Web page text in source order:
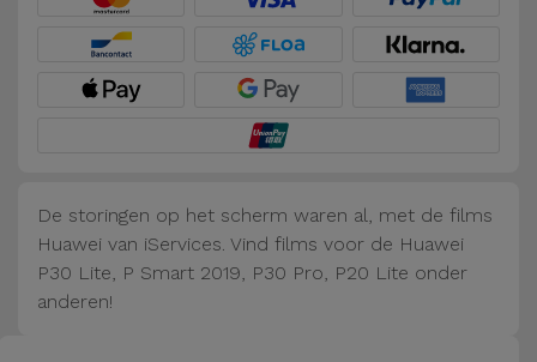
Trackers
Accessoires
Auto en
Fiets
Computer
De storingen op het scherm waren al, met de films
Huawei van iServices. Vind films voor de Huawei
P30 Lite, P Smart 2019, P30 Pro, P20 Lite onder
anderen!